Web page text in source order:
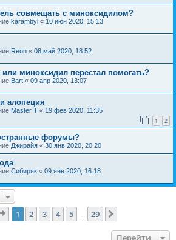
совмещать с миноксидилом?
karambyl « 10 июн 2020, 15:13
Reon « 08 май 2020, 18:52
миноксидил перестал помогать?
Bart « 09 апр 2020, 13:07
алопеция
Master T « 19 фев 2020, 11:35
1 2
форумы?
Джирайя « 30 янв 2020, 20:20
Сибиряк « 09 янв 2020, 16:18
Страница из 29
1 2 3 4 5 29
Перейти